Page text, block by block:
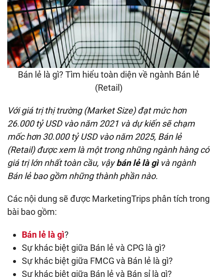
Bán lẻ là gì? Tìm hiểu toàn diện về ngành Bán lẻ
(Retail)
Với giá trị thị trường (Market Size) đạt mức hơn
26.000 tỷ USD vào năm 2021 và dự kiến sẽ chạm
mốc hơn 30.000 tỷ USD vào năm 2025, Bán lẻ
(Retail) được xem là một trong những ngành hàng có
giá trị lớn nhất toàn cầu, vậybán lẻ là gìvà ngành
Bán lẻ bao gồm những thành phần nào.
Các nội dung sẽ được MarketingTrips phân tích trong
bài bao gồm:
Bán lẻ là gì?
Sự khác biệt giữa Bán lẻ và CPG là gì?
Sự khác biệt giữa FMCG và Bán lẻ là gì?
Sự khác biệt giữa Bán lẻ và Bán sỉ là gì?